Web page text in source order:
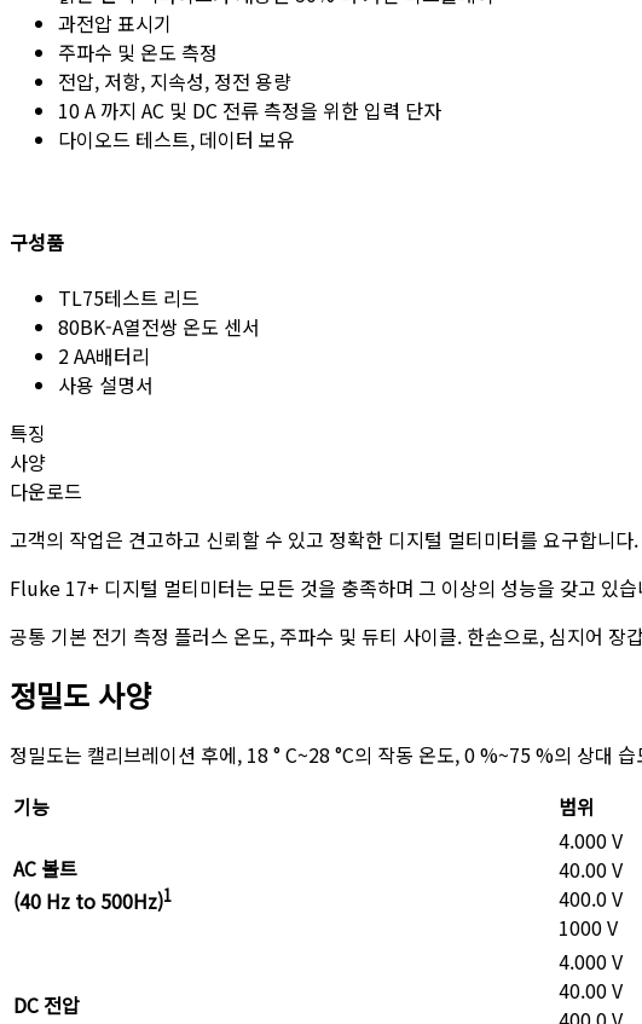
과전압 표시기
주파수 및 온도 측정
전압, 저항, 지속성, 정전 용량
10 A 까지 AC 및 DC 전류 측정을 위한 입력 단자
다이오드 테스트, 데이터 보유
구성품
TL75테스트 리드
80BK-A열전쌍 온도 센서
2 AA배터리
사용 설명서
특징
사양
다운로드
고객의 작업은 견고하고 신뢰할 수 있고 정확한 디지털 멀티미터를 요구합니다.
Fluke 17+ 디지털 멀티미터는 모든 것을 충족하며 그 이상의 성능을 갖고 있
공통 기본 전기 측정 플러스 온도, 주파수 및 듀티 사이클. 한손으로, 심지어
정밀도 사양
정밀도는 캘리브레이션 후에, 18 ° C~28 °C의 작동 온도, 0 %~75 %의 상대
기능
범위
AC 볼트
(40 Hz to 500Hz)1
4.000 V
40.00 V
400.0 V
1000 V
DC 전압
4.000 V
40.00 V